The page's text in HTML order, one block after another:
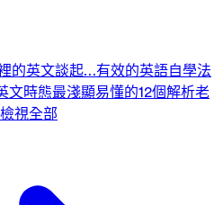
的英文談起…有效的英語自學法
文時態最淺顯易懂的12個解析老
檢視全部